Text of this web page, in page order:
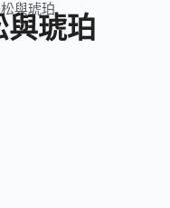
與琥珀
琥珀